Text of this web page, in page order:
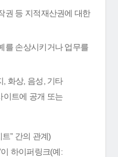
권 등 지적재산권에 대한
를 손상시키거나 업무를
, 화상, 음성, 기타
이트에 공개 또는
” 간의 관계)
하이퍼링크(예: